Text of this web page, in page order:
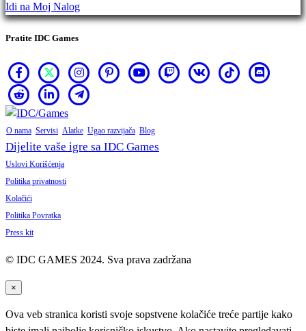
Idi na Moj Nalog
Pratite IDC Games
O nama Servisi Alatke Ugao razvijača Blog
Dijelite vaše igre sa IDC Games
Uslovi Korišćenja
Politika privatnosti
Kolačići
Politika Povratka
Press kit
© IDC GAMES 2024. Sva prava zadržana
×
Ova veb stranica koristi svoje sopstvene kolačiće treće partije kako